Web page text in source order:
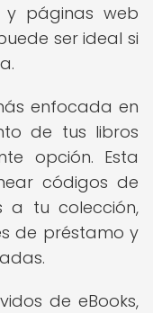
y páginas web
ser ideal si
enfocada en
de tus libros
opción. Esta
códigos de
a tu colección,
de préstamo y
de eBooks,